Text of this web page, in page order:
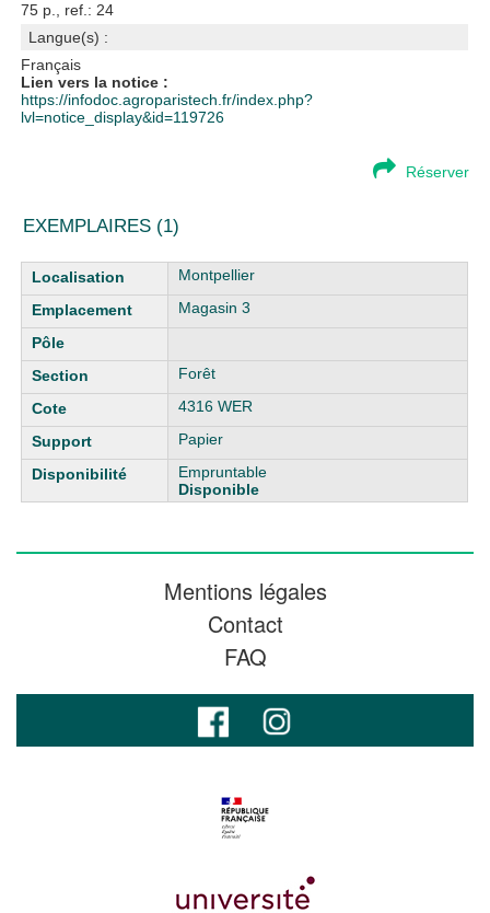
75 p., ref.: 24
Langue(s) :
Français
Lien vers la notice :
https://infodoc.agroparistech.fr/index.php?
lvl=notice_display&id=119726
Réserver
EXEMPLAIRES (1)
Liste des exemplaires
Montpellier
Magasin 3
Forêt
4316 WER
Papier
Empruntable
Disponible
Mentions légales
Contact
FAQ